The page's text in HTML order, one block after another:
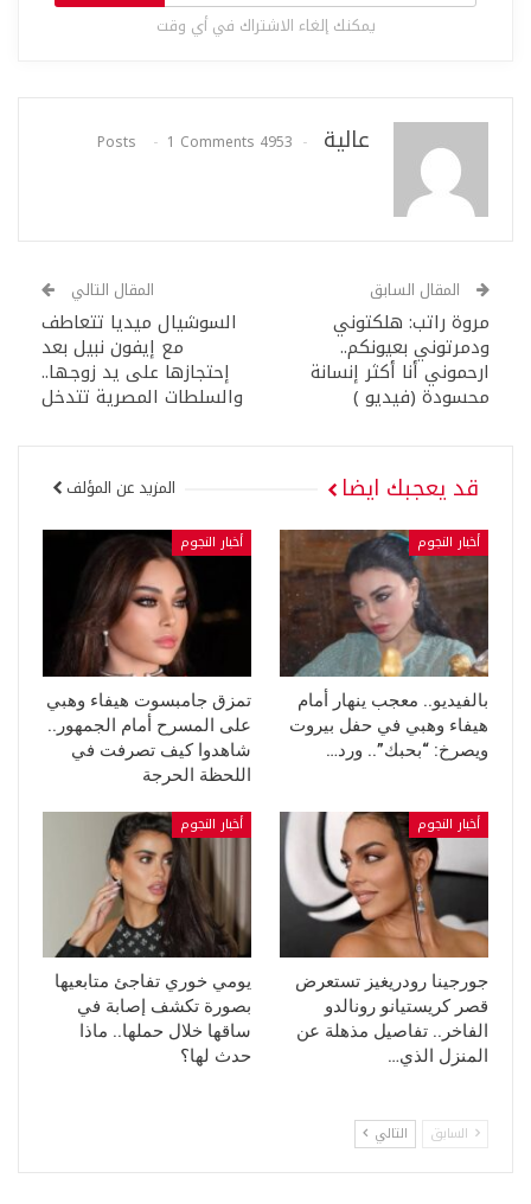
يمكنك إلغاء الاشتراك في أي وقت
عالية 4953 Posts
1 Comments
المقال السابق
مروة راتب: هلكتوني
ودمرتوني بعيونكم..
ارحموني أنا أكثر إنسانة
محسودة (فيديو )
المقال التالي
السوشيال ميديا تتعاطف
مع إيفون نبيل بعد
إحتجازها على يد زوجها..
والسلطات المصرية تتدخل
قد يعجبك ايضا المزيد عن المؤلف
أخبار النجوم
بالفيديو.. معجب ينهار أمام
هيفاء وهبي في حفل بيروت
ويصرخ: “بحبك”.. ورد…
أخبار النجوم
تمزق جامبسوت هيفاء وهبي
على المسرح أمام الجمهور..
شاهدوا كيف تصرفت في
اللحظة الحرجة
أخبار النجوم
جورجينا رودريغيز تستعرض
قصر كريستيانو رونالدو
الفاخر.. تفاصيل مذهلة عن
المنزل الذي…
أخبار النجوم
يومي خوري تفاجئ متابعيها
بصورة تكشف إصابة في
ساقها خلال حملها.. ماذا
حدث لها؟
السابق التالي